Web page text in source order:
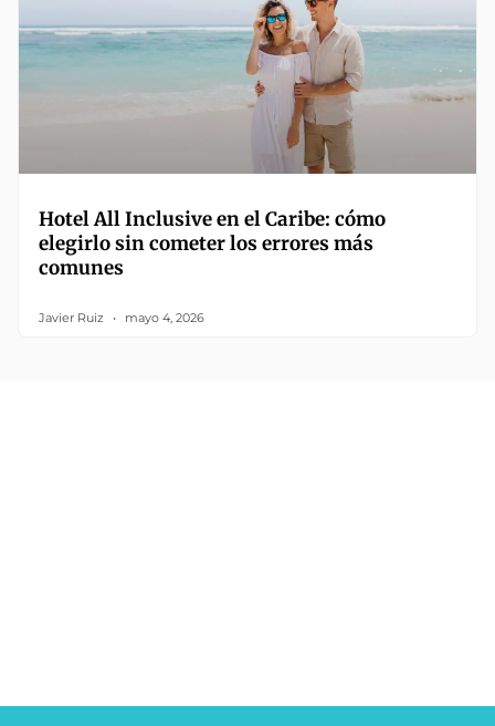
Hotel All Inclusive en el Caribe: cómo
elegirlo sin cometer los errores más
comunes
Javier Ruiz mayo 4, 2026